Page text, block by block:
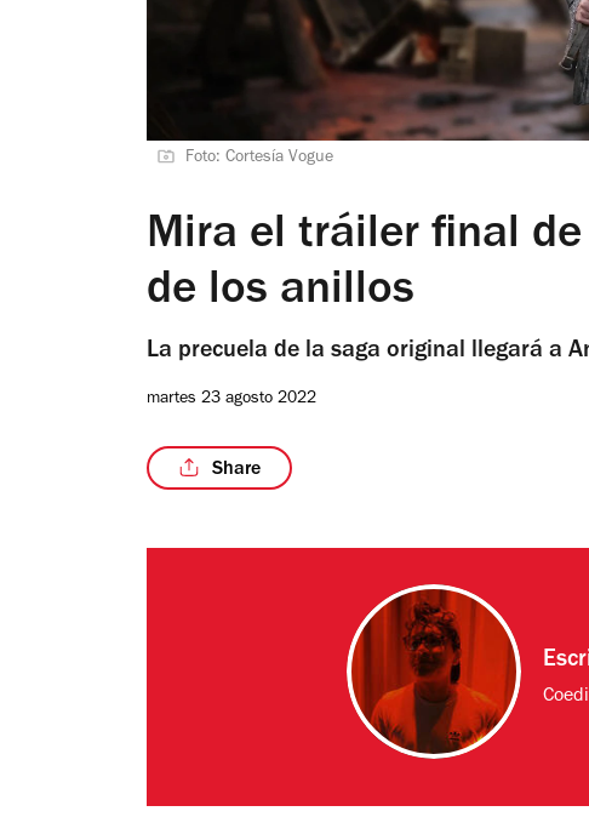
Foto: Cortesía Vogue
Mira el tráiler final
de los anillos
La precuela de la saga original llegará a
martes 23 agosto 2022
Share